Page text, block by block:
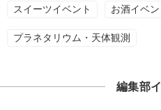
スイーツイベント お酒イベン
プラネタリウム・天体観測
編集部